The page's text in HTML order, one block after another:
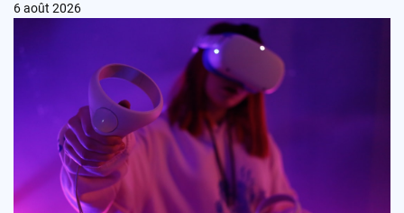
6 août 2026